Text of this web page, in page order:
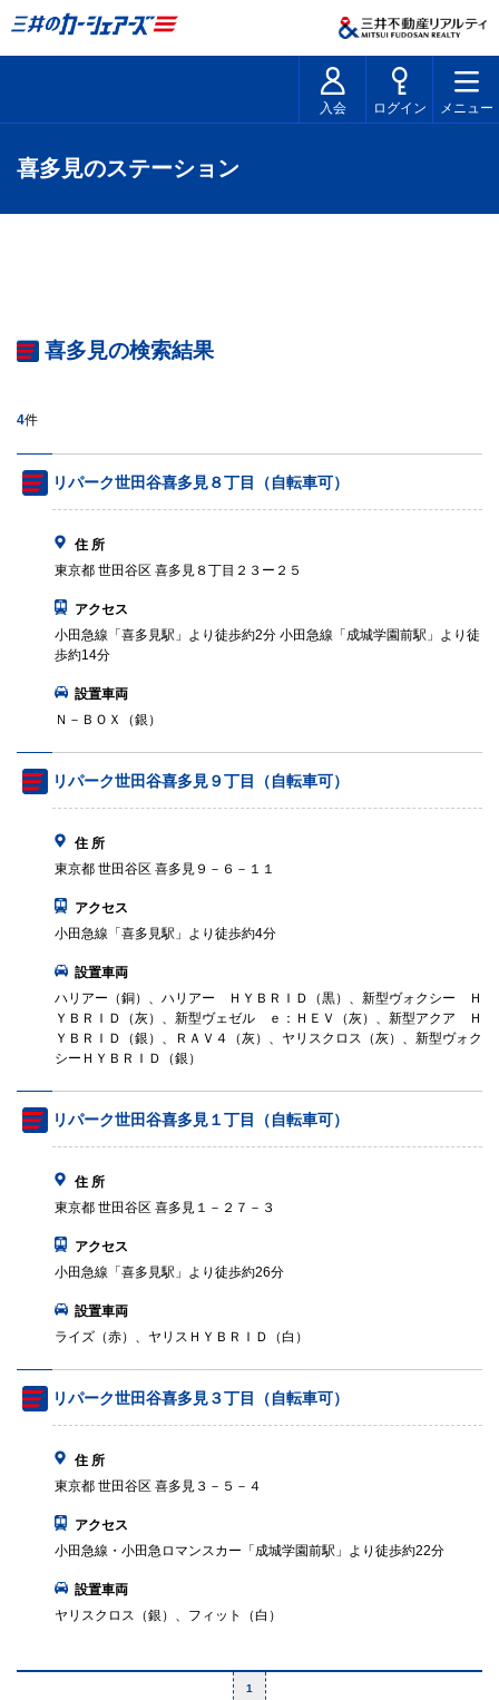
入会 ログイン メニュー
喜多見のステーション
喜多見の検索結果
4件
リパーク世田谷喜多見８丁目（自転車可）
住 所
東京都 世田谷区 喜多見８丁目２３ー２５
アクセス
小田急線「喜多見駅」より徒歩約2分 小田急線「成城学園前駅」より徒
歩約14分
設置車両
Ｎ－ＢＯＸ（銀）
リパーク世田谷喜多見９丁目（自転車可）
住 所
東京都 世田谷区 喜多見９－６－１１
アクセス
小田急線「喜多見駅」より徒歩約4分
設置車両
ハリアー（銅）、ハリアー ＨＹＢＲＩＤ（黒）、新型ヴォクシー Ｈ
ＹＢＲＩＤ（灰）、新型ヴェゼル ｅ：ＨＥＶ（灰）、新型アクア Ｈ
ＹＢＲＩＤ（銀）、ＲＡＶ４（灰）、ヤリスクロス（灰）、新型ヴォク
シーＨＹＢＲＩＤ（銀）
リパーク世田谷喜多見１丁目（自転車可）
住 所
東京都 世田谷区 喜多見１－２７－３
アクセス
小田急線「喜多見駅」より徒歩約26分
設置車両
ライズ（赤）、ヤリスＨＹＢＲＩＤ（白）
リパーク世田谷喜多見３丁目（自転車可）
住 所
東京都 世田谷区 喜多見３－５－４
アクセス
小田急線・小田急ロマンスカー「成城学園前駅」より徒歩約22分
設置車両
ヤリスクロス（銀）、フィット（白）
1